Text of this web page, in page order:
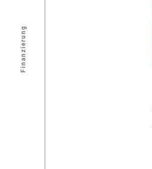
Finanzierung